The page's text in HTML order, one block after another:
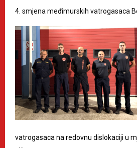
4. smjena međimurskih vatrogasaca
vatrogasaca na redovnu dislokaciji u